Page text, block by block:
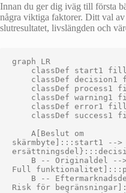
Innan du ger dig iväg till första
några viktiga faktorer. Ditt val
slutresultatet, livslängden och
graph LR
classDef start1
classDef decision1
classDef process1
classDef warning1
classDef error1
classDef success1
    A[Beslut om
skärmbyte]:::start1 -->
B -- Originaldel --
Full
B --
Risk för